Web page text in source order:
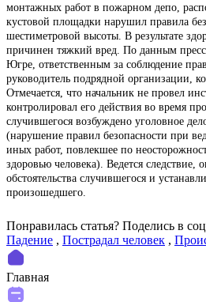
монтажных работ в пожарном депо,
кустовой площадки нарушил правила
шестиметровой высоты. В результате
причинен тяжкий вред. По данным
Югре, ответственным за соблюдение
руководитель подрядной организации,
Отмечается, что начальник не провел
контролировал его действия во время
случившегося возбуждено уголовное
(нарушение правил безопасности при
иных работ, повлекшее по
здоровью человека). Ведется следствие,
обстоятельства случившегося и
произошедшего.
Понравилась статья? Поделиcь в
Падение , Пострадал человек ,
Главная